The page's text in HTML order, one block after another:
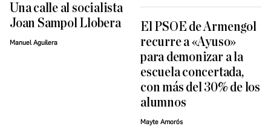
Una calle al socialista
Joan Sampol Llobera
Manuel Aguilera
El PSOE de Armengol
recurre a «Ayuso»
para demonizar a la
escuela concertada,
con más del 30% de los
alumnos
Mayte Amorós